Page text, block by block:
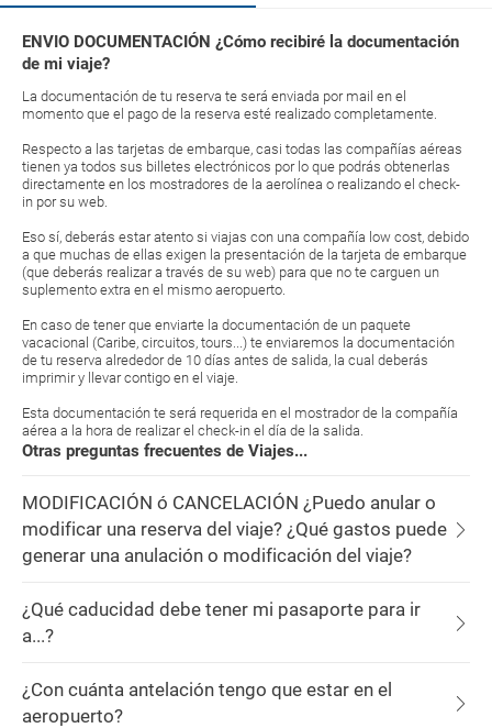
ENVIO DOCUMENTACIÓN ¿Cómo recibiré la documentación
de mi viaje?
La documentación de tu reserva te será enviada por mail en el
momento que el pago de la reserva esté realizado completamente.
Respecto a las tarjetas de embarque, casi todas las compañías aéreas
tienen ya todos sus billetes electrónicos por lo que podrás obtenerlas
directamente en los mostradores de la aerolínea o realizando el check-
in por su web.
Eso sí, deberás estar atento si viajas con una compañía low cost, debido
a que muchas de ellas exigen la presentación de la tarjeta de embarque
(que deberás realizar a través de su web) para que no te carguen un
suplemento extra en el mismo aeropuerto.
En caso de tener que enviarte la documentación de un paquete
vacacional (Caribe, circuitos, tours...) te enviaremos la documentación
de tu reserva alrededor de 10 días antes de salida, la cual deberás
imprimir y llevar contigo en el viaje.
Esta documentación te será requerida en el mostrador de la compañía
aérea a la hora de realizar el check-in el día de la salida.
Otras preguntas frecuentes de Viajes...
MODIFICACIÓN ó CANCELACIÓN ¿Puedo anular o
modificar una reserva del viaje? ¿Qué gastos puede
generar una anulación o modificación del viaje?
¿Qué caducidad debe tener mi pasaporte para ir
a...?
¿Con cuánta antelación tengo que estar en el
aeropuerto?